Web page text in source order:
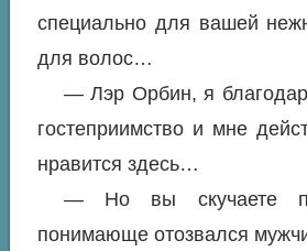
специально для вашей
для волос…
— Лэр Орбин, я
гостеприимство и мне
нравится здесь…
— Но вы скучаете
понимающе отозвался